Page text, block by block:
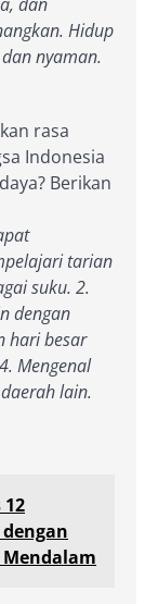
Hidup
nyaman.
rasa
Indonesia
Berikan
tarian
suku. 2.
dengan
hari besar
Mengenal
lain.
12